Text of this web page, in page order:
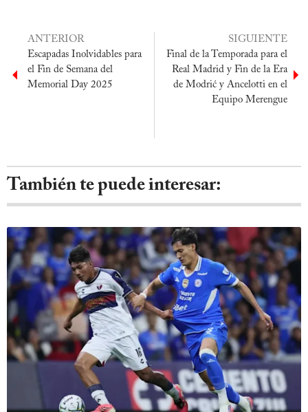
ANTERIOR
Escapadas Inolvidables para
el Fin de Semana del
Memorial Day 2025
SIGUIENTE
Final de la Temporada para el
Real Madrid y Fin de la Era
de Modrić y Ancelotti en el
Equipo Merengue
También te puede interesar: